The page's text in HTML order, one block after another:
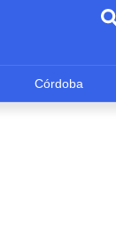
Córdoba